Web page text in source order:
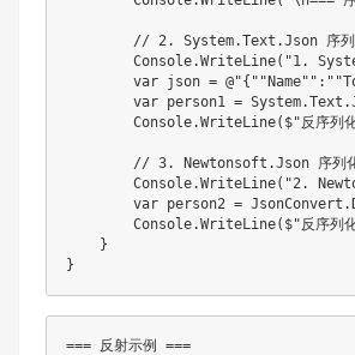
// 2. System.Text.Json 序
Console.WriteLine("1.
var json =
var person1 =
Console.WriteLine($"反序列
// 3. Newtonsoft.Json 序列
Console.WriteLine("2.
var person2 =
Console.WriteLine($"反序列
    }
=== 反射示例 ===